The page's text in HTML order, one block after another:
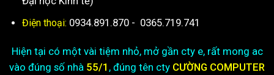
Điện thoại: 0934.891.870 - 0365.719.741
Hiện tại có một vài tiệm nhỏ, mở gần cty e, rất mong ac
vào đúng số nhà 55/1 , đúng tên cty CƯỜNG COMPUTER